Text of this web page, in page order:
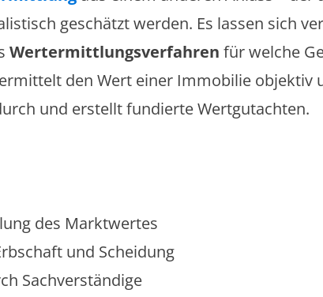
geschätzt werden. Es lassen sich
Wertermittlungsverfahren für welche
den Wert einer Immobilie objektiv
und erstellt fundierte Wertgutachten.
des Marktwertes
und Scheidung
Sachverständige